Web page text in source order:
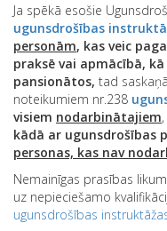
Ja spēkā esošie
ugunsdrošības
personām, kas veic
praksē vai apmācībā,
pansionātos, tad
noteikumiem nr.238
visiem nodarbinātajiem
kādā ar ugunsdrošības
personas, kas nav
Nemainīgas prasības
uz nepieciešamo
ugunsdrošības